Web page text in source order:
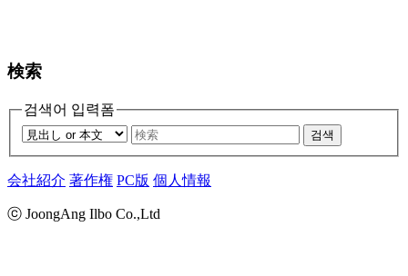
検索
검색어 입력폼
검색
会社紹介 著作権 PC版 個人情報
ⓒ JoongAng Ilbo Co.,Ltd